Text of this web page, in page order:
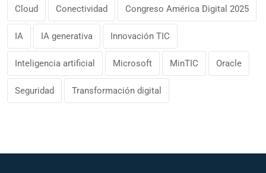
Cloud Conectividad Congreso América Digital 2025
IA IA generativa Innovación TIC
Inteligencia artificial Microsoft MinTIC Oracle
Seguridad Transformación digital